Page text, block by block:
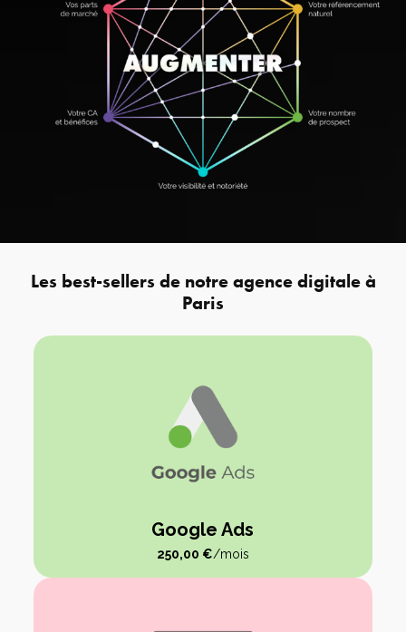
Les best-sellers de notre agence digitale à
Paris
Google Ads
250,00 €/mois